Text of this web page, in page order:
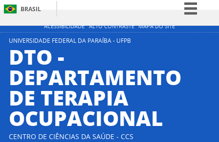
ACESSIBILIDADE ALTO CONTRASTE MAPA DO SITE
BRASIL
Simplifique!
Acesso à informação
Legislação
UNIVERSIDADE FEDERAL DA PARAÍBA - UFPB
DTO -
DEPARTAMENTO
DE TERAPIA
OCUPACIONAL
CENTRO DE CIÊNCIAS DA SAÚDE - CCS